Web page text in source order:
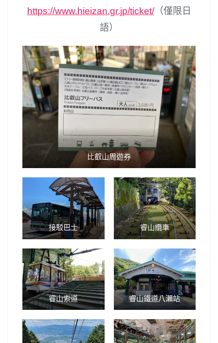
https://www.hieizan.gr.jp/ticket/（僅限日
語）
比叡山周遊券
接駁巴士 睿山纜車
睿山索道 睿山鐵道八瀨站